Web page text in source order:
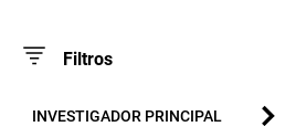
Filtros
INVESTIGADOR PRINCIPAL